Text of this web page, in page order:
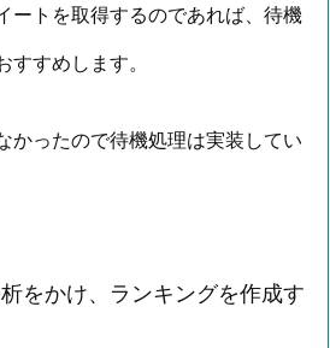
ートを取得するのであれば、待機
すめします。
かったので待機処理は実装してい
をかけ、ランキングを作成す